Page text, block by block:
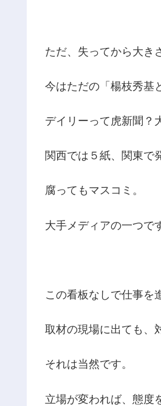
ただ、失ってから大き
今はただの「楊枝秀基
デイリーって虎新聞？
関西では５紙、関東で
腐ってもマスコミ。
大手メディアの一つで
この看板なしで仕事を
取材の現場に出ても、
それは当然です。
立場が変われば、態度